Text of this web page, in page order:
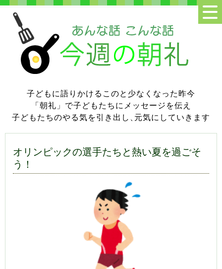
子どもに語りかけるこのと少なくなった昨今
「朝礼」で子どもたちにメッセージを伝え
子どもたちのやる気を引き出し
元気にしていきます
オリンピックの選手たちと熱い夏を過ごそ
う！